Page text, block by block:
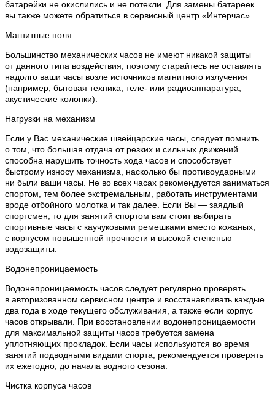
батарейки не окислились и не потекли. Для замены батареек
вы также можете обратиться в сервисный центр «Интерчас».
Магнитные поля
Большинство механических часов не имеют никакой защиты
от данного типа воздействия, поэтому старайтесь не оставлять
надолго ваши часы возле источников магнитного излучения
(например, бытовая техника, теле- или радиоаппаратура,
акустические колонки).
Нагрузки на механизм
Если у Вас механические швейцарские часы, следует помнить
о том, что большая отдача от резких и сильных движений
способна нарушить точность хода часов и способствует
быстрому износу механизма, насколько бы противоударными
ни были ваши часы. Не во всех часах рекомендуется заниматься
спортом, тем более экстремальным, работать инструментами
вроде отбойного молотка и так далее. Если Вы — заядлый
спортсмен, то для занятий спортом вам стоит выбирать
спортивные часы с каучуковыми ремешками вместо кожаных,
с корпусом повышенной прочности и высокой степенью
водозащиты.
Водонепроницаемость
Водонепроницаемость часов следует регулярно проверять
в авторизованном сервисном центре и восстанавливать каждые
два года в ходе текущего обслуживания, а также если корпус
часов открывали. При восстановлении водонепроницаемости
для максимальной защиты часов требуется замена
уплотняющих прокладок. Если часы используются во время
занятий подводными видами спорта, рекомендуется проверять
их ежегодно, до начала водного сезона.
Чистка корпуса часов